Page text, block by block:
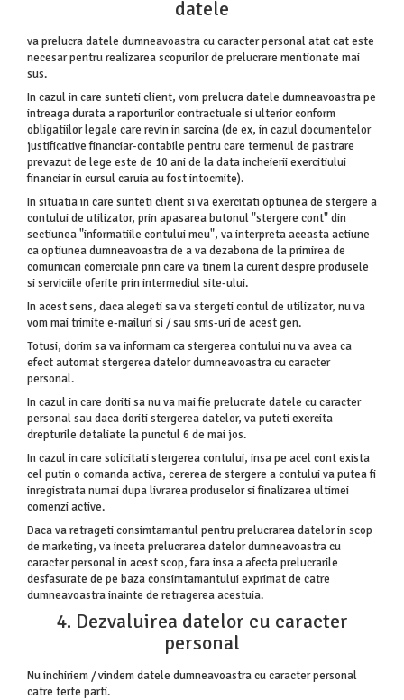
datele
va prelucra datele dumneavoastra cu caracter personal atat cat este
necesar pentru realizarea scopurilor de prelucrare mentionate mai
sus.
In cazul in care sunteti client, vom prelucra datele dumneavoastra pe
intreaga durata a raporturilor contractuale si ulterior conform
obligatiilor legale care revin in sarcina (de ex, in cazul documentelor
justificative financiar-contabile pentru care termenul de pastrare
prevazut de lege este de 10 ani de la data incheierii exercitiului
financiar in cursul caruia au fost intocmite).
In situatia in care sunteti client si va exercitati optiunea de stergere a
contului de utilizator, prin apasarea butonul "stergere cont" din
sectiunea "informatiile contului meu", va interpreta aceasta actiune
ca optiunea dumneavoastra de a va dezabona de la primirea de
comunicari comerciale prin care va tinem la curent despre produsele
si serviciile oferite prin intermediul site-ului.
In acest sens, daca alegeti sa va stergeti contul de utilizator, nu va
vom mai trimite e-mailuri si / sau sms-uri de acest gen.
Totusi, dorim sa va informam ca stergerea contului nu va avea ca
efect automat stergerea datelor dumneavoastra cu caracter
personal.
In cazul in care doriti sa nu va mai fie prelucrate datele cu caracter
personal sau daca doriti stergerea datelor, va puteti exercita
drepturile detaliate la punctul 6 de mai jos.
In cazul in care solicitati stergerea contului, insa pe acel cont exista
cel putin o comanda activa, cererea de stergere a contului va putea fi
inregistrata numai dupa livrarea produselor si finalizarea ultimei
comenzi active.
Daca va retrageti consimtamantul pentru prelucrarea datelor in scop
de marketing, va inceta prelucrarea datelor dumneavoastra cu
caracter personal in acest scop, fara insa a afecta prelucrarile
desfasurate de pe baza consimtamantului exprimat de catre
dumneavoastra inainte de retragerea acestuia.
4. Dezvaluirea datelor cu caracter
personal
Nu inchiriem / vindem datele dumneavoastra cu caracter personal
catre terte parti.